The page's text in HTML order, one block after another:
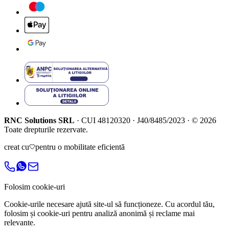
RNC Solutions SRL · CUI 48120320 · J40/8485/2023 · © 2026
Toate drepturile rezervate.
creat cu
pentru o mobilitate eficientă
Folosim cookie-uri
Cookie-urile necesare ajută site-ul să funcționeze. Cu acordul tău,
folosim și cookie-uri pentru analiză anonimă și reclame mai
relevante.